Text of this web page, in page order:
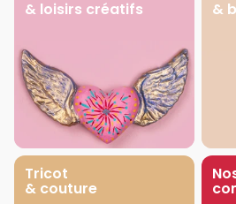
& loisirs créatifs &
Tricot
& couture